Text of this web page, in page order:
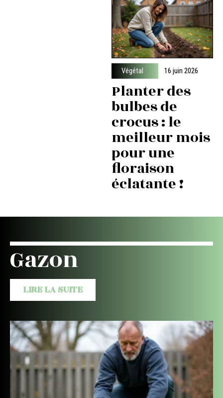
Végétal 16 juin 2026
Planter des
bulbes de
crocus : le
meilleur mois
pour une
floraison
éclatante !
Gazon
LIRE LA SUITE